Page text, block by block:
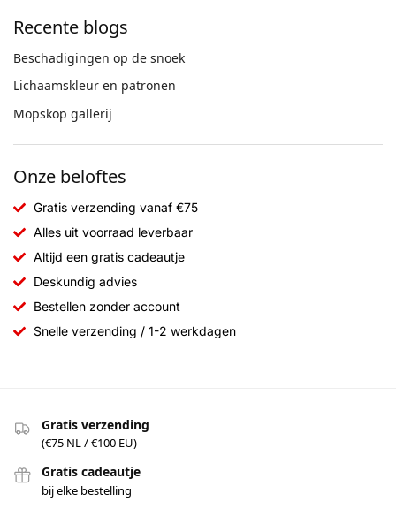
Recente blogs
Beschadigingen op de snoek
Lichaamskleur en patronen
Mopskop gallerij
Onze beloftes
Gratis verzending vanaf €75
Alles uit voorraad leverbaar
Altijd een gratis cadeautje
Deskundig advies
Bestellen zonder account
Snelle verzending / 1-2 werkdagen
Gratis verzending
(€75 NL / €100 EU)
Gratis cadeautje
bij elke bestelling